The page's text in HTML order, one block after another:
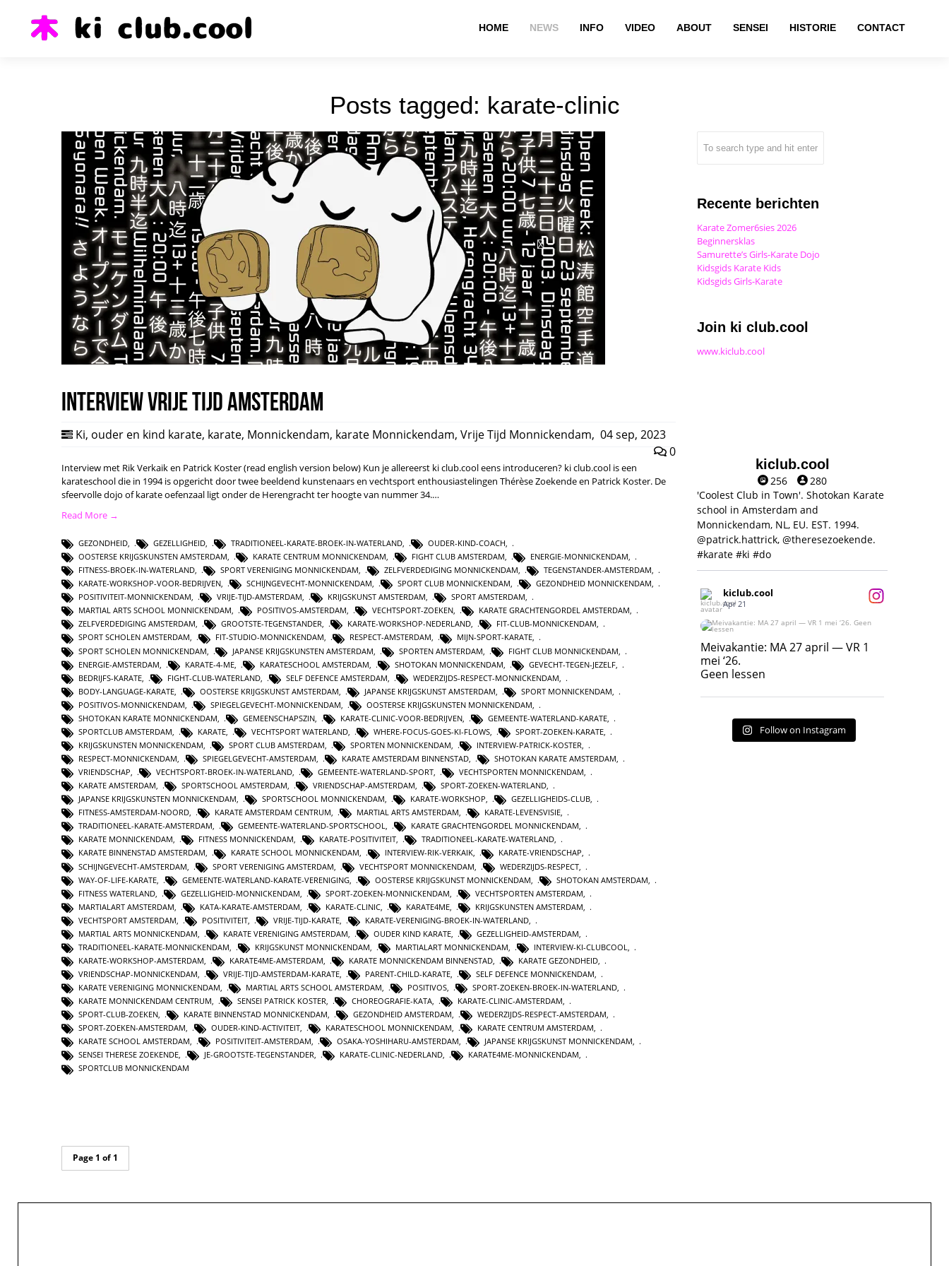
HOME NEWS INFO VIDEO ABOUT SENSEI HISTORIE CONTACT
Posts tagged: karate-clinic
Interview Vrije Tijd Amsterdam
Ki, ouder en kind karate, karate, Monnickendam, karate Monnickendam, Vrije Tijd Monnickendam, 04 sep, 2023
0
Interview met Rik Verkaik en Patrick Koster (read english version below) Kun je allereerst ki club.cool eens introduceren? ki club.cool is een
karateschool die in 1994 is opgericht door twee beeldend kunstenaars en vechtsport enthousiastelingen Thérèse Zoekende en Patrick Koster. De
sfeervolle dojo of karate oefenzaal ligt onder de Herengracht ter hoogte van nummer 34.…
Read More →
GEZONDHEID, GEZELLIGHEID, TRADITIONEEL-KARATE-BROEK-IN-WATERLAND, OUDER-KIND-COACH,
OOSTERSE KRIJGSKUNSTEN AMSTERDAM, KARATE CENTRUM MONNICKENDAM, FIGHT CLUB AMSTERDAM, ENERGIE-MONNICKENDAM,
FITNESS-BROEK-IN-WATERLAND, SPORT VERENIGING MONNICKENDAM, ZELFVERDEDIGING MONNICKENDAM, TEGENSTANDER-AMSTERDAM,
KARATE-WORKSHOP-VOOR-BEDRIJVEN, SCHIJNGEVECHT-MONNICKENDAM, SPORT CLUB MONNICKENDAM, GEZONDHEID MONNICKENDAM,
POSITIVITEIT-MONNICKENDAM, VRIJE-TIJD-AMSTERDAM, KRIJGSKUNST AMSTERDAM, SPORT AMSTERDAM,
MARTIAL ARTS SCHOOL MONNICKENDAM, POSITIVOS-AMSTERDAM, VECHTSPORT-ZOEKEN, KARATE GRACHTENGORDEL AMSTERDAM,
ZELFVERDEDIGING AMSTERDAM, GROOTSTE-TEGENSTANDER, KARATE-WORKSHOP-NEDERLAND, FIT-CLUB-MONNICKENDAM,
SPORT SCHOLEN AMSTERDAM, FIT-STUDIO-MONNICKENDAM, RESPECT-AMSTERDAM, MIJN-SPORT-KARATE,
SPORT SCHOLEN MONNICKENDAM
JAPANSE KRIJGSKUNSTEN AMSTERDAM SPORTEN AMSTERDAM FIGHT CLUB MONNICKENDAM
ENERGIE-AMSTERDAM
KARATE-4-ME KARATESCHOOL AMSTERDAM SHOTOKAN MONNICKENDAM GEVECHT-TEGEN-JEZELF
BEDRIJFS-KARATE
FIGHT-CLUB-WATERLAND SELF DEFENCE AMSTERDAM WEDERZIJDS-RESPECT-MONNICKENDAM
BODY-LANGUAGE-KARATE
OOSTERSE KRIJGSKUNST AMSTERDAM JAPANSE KRIJGSKUNST AMSTERDAM SPORT MONNICKENDAM
POSITIVOS-MONNICKENDAM
SPIEGELGEVECHT-MONNICKENDAM OOSTERSE KRIJGSKUNSTEN MONNICKENDAM
SHOTOKAN KARATE MONNICKENDAM
GEMEENSCHAPSZIN KARATE-CLINIC-VOOR-BEDRIJVEN GEMEENTE-WATERLAND-KARATE
SPORTCLUB AMSTERDAM
KARATE VECHTSPORT WATERLAND WHERE-FOCUS-GOES-KI-FLOWS SPORT-ZOEKEN-KARATE
KRIJGSKUNSTEN MONNICKENDAM
SPORT CLUB AMSTERDAM SPORTEN MONNICKENDAM INTERVIEW-PATRICK-KOSTER
RESPECT-MONNICKENDAM, SPIEGELGEVECHT-AMSTERDAM, KARATE AMSTERDAM BINNENSTAD, SHOTOKAN KARATE AMSTERDAM,
VRIENDSCHAP, VECHTSPORT-BROEK-IN-WATERLAND, GEMEENTE-WATERLAND-SPORT, VECHTSPORTEN MONNICKENDAM,
KARATE AMSTERDAM, SPORTSCHOOL AMSTERDAM, VRIENDSCHAP-AMSTERDAM, SPORT-ZOEKEN-WATERLAND,
JAPANSE KRIJGSKUNSTEN MONNICKENDAM, SPORTSCHOOL MONNICKENDAM, KARATE-WORKSHOP, GEZELLIGHEIDS-CLUB,
FITNESS-AMSTERDAM-NOORD, KARATE AMSTERDAM CENTRUM, MARTIAL ARTS AMSTERDAM, KARATE-LEVENSVISIE,
TRADITIONEEL-KARATE-AMSTERDAM, GEMEENTE-WATERLAND-SPORTSCHOOL, KARATE GRACHTENGORDEL MONNICKENDAM,
KARATE MONNICKENDAM, FITNESS MONNICKENDAM, KARATE-POSITIVITEIT, TRADITIONEEL-KARATE-WATERLAND,
KARATE BINNENSTAD AMSTERDAM, KARATE SCHOOL MONNICKENDAM, INTERVIEW-RIK-VERKAIK, KARATE-VRIENDSCHAP,
SCHIJNGEVECHT-AMSTERDAM
SPORT VERENIGING AMSTERDAM VECHTSPORT MONNICKENDAM WEDERZIJDS-RESPECT
WAY-OF-LIFE-KARATE
GEMEENTE-WATERLAND-KARATE-VERENIGING OOSTERSE KRIJGSKUNST MONNICKENDAM SHOTOKAN AMSTERDAM
FITNESS WATERLAND
GEZELLIGHEID-MONNICKENDAM SPORT-ZOEKEN-MONNICKENDAM VECHTSPORTEN AMSTERDAM
MARTIALART AMSTERDAM
KATA-KARATE-AMSTERDAM KARATE-CLINIC KARATE4ME KRIJGSKUNSTEN AMSTERDAM
VECHTSPORT AMSTERDAM
POSITIVITEIT VRIJE-TIJD-KARATE KARATE-VERENIGING-BROEK-IN-WATERLAND
MARTIAL ARTS MONNICKENDAM
KARATE VERENIGING AMSTERDAM OUDER KIND KARATE GEZELLIGHEID-AMSTERDAM
TRADITIONEEL-KARATE-MONNICKENDAM
KRIJGSKUNST MONNICKENDAM MARTIALART MONNICKENDAM INTERVIEW-KI-CLUBCOOL
KARATE-WORKSHOP-AMSTERDAM
KARATE4ME-AMSTERDAM KARATE MONNICKENDAM BINNENSTAD KARATE GEZONDHEID
VRIENDSCHAP-MONNICKENDAM, VRIJE-TIJD-AMSTERDAM-KARATE, PARENT-CHILD-KARATE, SELF DEFENCE MONNICKENDAM,
KARATE VERENIGING MONNICKENDAM, MARTIAL ARTS SCHOOL AMSTERDAM, POSITIVOS, SPORT-ZOEKEN-BROEK-IN-WATERLAND,
KARATE MONNICKENDAM CENTRUM, SENSEI PATRICK KOSTER, CHOREOGRAFIE-KATA, KARATE-CLINIC-AMSTERDAM,
SPORT-CLUB-ZOEKEN, KARATE BINNENSTAD MONNICKENDAM, GEZONDHEID AMSTERDAM, WEDERZIJDS-RESPECT-AMSTERDAM,
SPORT-ZOEKEN-AMSTERDAM, OUDER-KIND-ACTIVITEIT, KARATESCHOOL MONNICKENDAM, KARATE CENTRUM AMSTERDAM,
KARATE SCHOOL AMSTERDAM, POSITIVITEIT-AMSTERDAM, OSAKA-YOSHIHARU-AMSTERDAM, JAPANSE KRIJGSKUNST MONNICKENDAM,
SENSEI THERESE ZOEKENDE, JE-GROOTSTE-TEGENSTANDER, KARATE-CLINIC-NEDERLAND, KARATE4ME-MONNICKENDAM,
SPORTCLUB MONNICKENDAM
Page 1 of 1
Recente berichten
Karate Zomer6sies 2026
Beginnersklas
Samurette’s Girls-Karate Dojo
Kidsgids Karate Kids
Kidsgids Girls-Karate
Join ki club.cool
www.kiclub.cool
kiclub.cool
256
280
'Coolest Club in Town'. Shotokan Karate
school in Amsterdam and
Monnickendam, NL, EU. EST. 1994.
@patrick.hattrick, @theresezoekende.
#karate #ki #do
kiclub.cool
Apr 21
Meivakantie: MA 27 april — VR 1 mei ‘26.
Geen lessen
17
Meivakantie: MA 27 april — VR 1
mei ‘26.
Geen lessen
Follow on Instagram